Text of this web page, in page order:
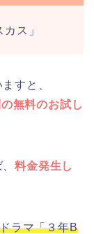
ス」
すと、
無料のお試し
、料金発生し
ドラマ「３年B